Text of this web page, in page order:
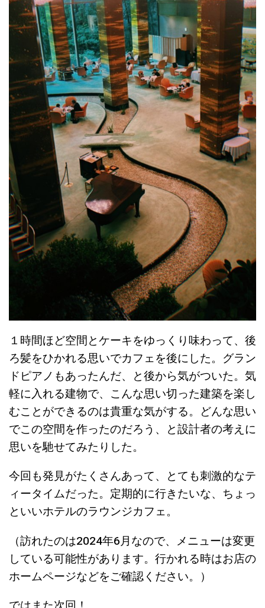
１時間ほど空間とケーキをゆっくり味わって、後
ろ髪をひかれる思いでカフェを後にした。グラン
ドピアノもあったんだ、と後から気がついた。気
軽に入れる建物で、こんな思い切った建築を楽し
むことができるのは貴重な気がする。どんな思い
でこの空間を作ったのだろう、と設計者の考えに
思いを馳せてみたりした。
今回も発見がたくさんあって、とても刺激的なテ
ィータイムだった。定期的に行きたいな、ちょっ
といいホテルのラウンジカフェ。
（訪れたのは2024年6月なので、メニューは変更
している可能性があります。行かれる時はお店の
ホームページなどをご確認ください。）